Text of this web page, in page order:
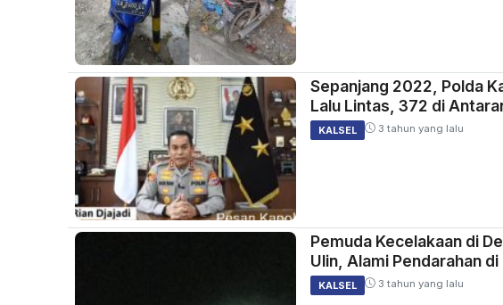
Sepanjang 2022, Polda
Lalu Lintas, 372 di
KALSEL 3 tahun yang lalu
Pemuda Kecelakaan di
Ulin, Alami Pendarahan di
KALSEL 3 tahun yang lalu